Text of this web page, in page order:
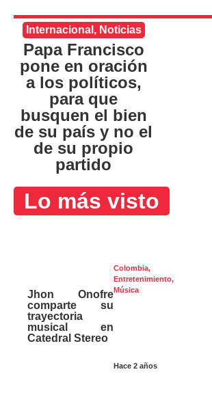
Internacional , Noticias
Papa Francisco
pone en oración
a los políticos,
para que
busquen el bien
de su país y no el
de su propio
partido
Lo más visto
Colombia,
Entretenimiento,
Música
Hace 2 años
Jhon Onofre
comparte su
trayectoria
musical en
Catedral Stereo